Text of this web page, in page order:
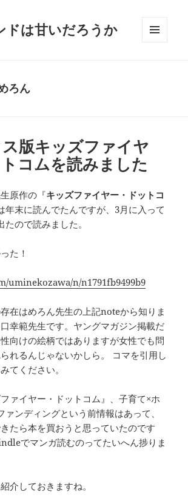
ドは甘いだろうか
ろん
版キッズファイヤ
コムを読みました
原作の『キッズファイヤー・ドットコ
年末に読んでたんですが、3月に入って
ので読みました。
た！
uminekozawa/n/n1791fb9499b9
在はめろん先生の上記noteから知りま
幸範先生です。ヤングマガジン掲載だ
向けの絵柄ではありますが女性でも問
れるんじゃないかしら。 コマを引用し
てください。
ァイヤー・ドットコム』、子育て×ホ
ァンディングという前情報はあって、
たら本を買おうと思っていたのです
でマンガ読むのってたいへん捗りま
介しておきますね。